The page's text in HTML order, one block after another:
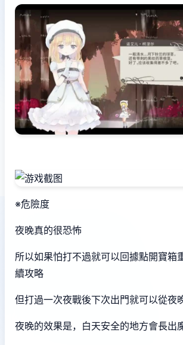
※危險度
夜晚真的很恐怖
所以如果怕打不過就可以回據點開寶箱
續攻略
但打過一次夜戰後下次出門就可以從夜
夜晚的效果是，白天安全的地方會長出